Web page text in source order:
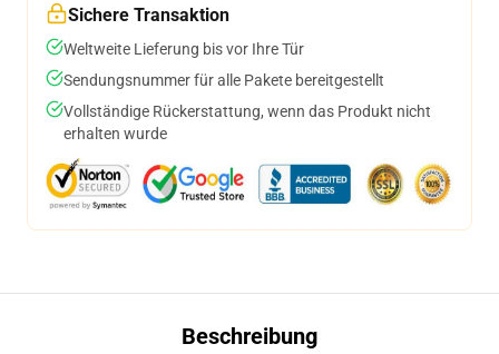
Sichere Transaktion
Weltweite Lieferung bis vor Ihre Tür
Sendungsnummer für alle Pakete bereitgestellt
Vollständige Rückerstattung, wenn das Produkt nicht
erhalten wurde
Beschreibung